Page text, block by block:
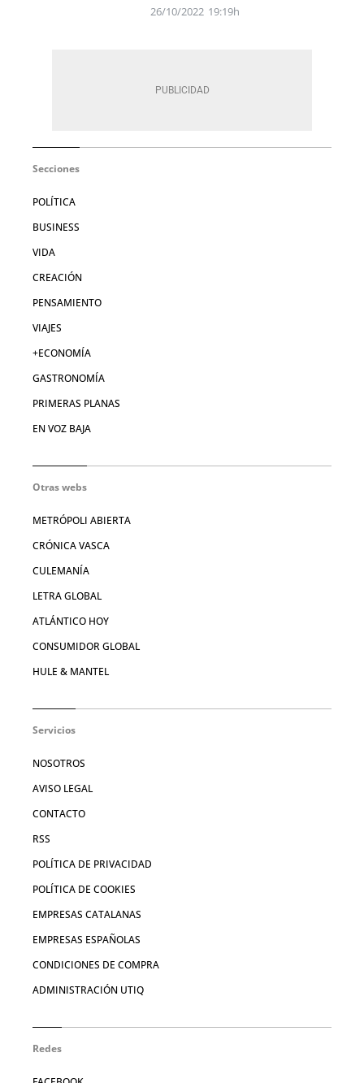
26/10/2022 19:19h
Secciones
POLÍTICA
BUSINESS
VIDA
CREACIÓN
PENSAMIENTO
VIAJES
+ECONOMÍA
GASTRONOMÍA
PRIMERAS PLANAS
EN VOZ BAJA
Otras webs
METRÓPOLI ABIERTA
CRÓNICA VASCA
CULEMANÍA
LETRA GLOBAL
ATLÁNTICO HOY
CONSUMIDOR GLOBAL
HULE & MANTEL
Servicios
NOSOTROS
AVISO LEGAL
CONTACTO
RSS
POLÍTICA DE PRIVACIDAD
POLÍTICA DE COOKIES
EMPRESAS CATALANAS
EMPRESAS ESPAÑOLAS
CONDICIONES DE COMPRA
ADMINISTRACIÓN UTIQ
Redes